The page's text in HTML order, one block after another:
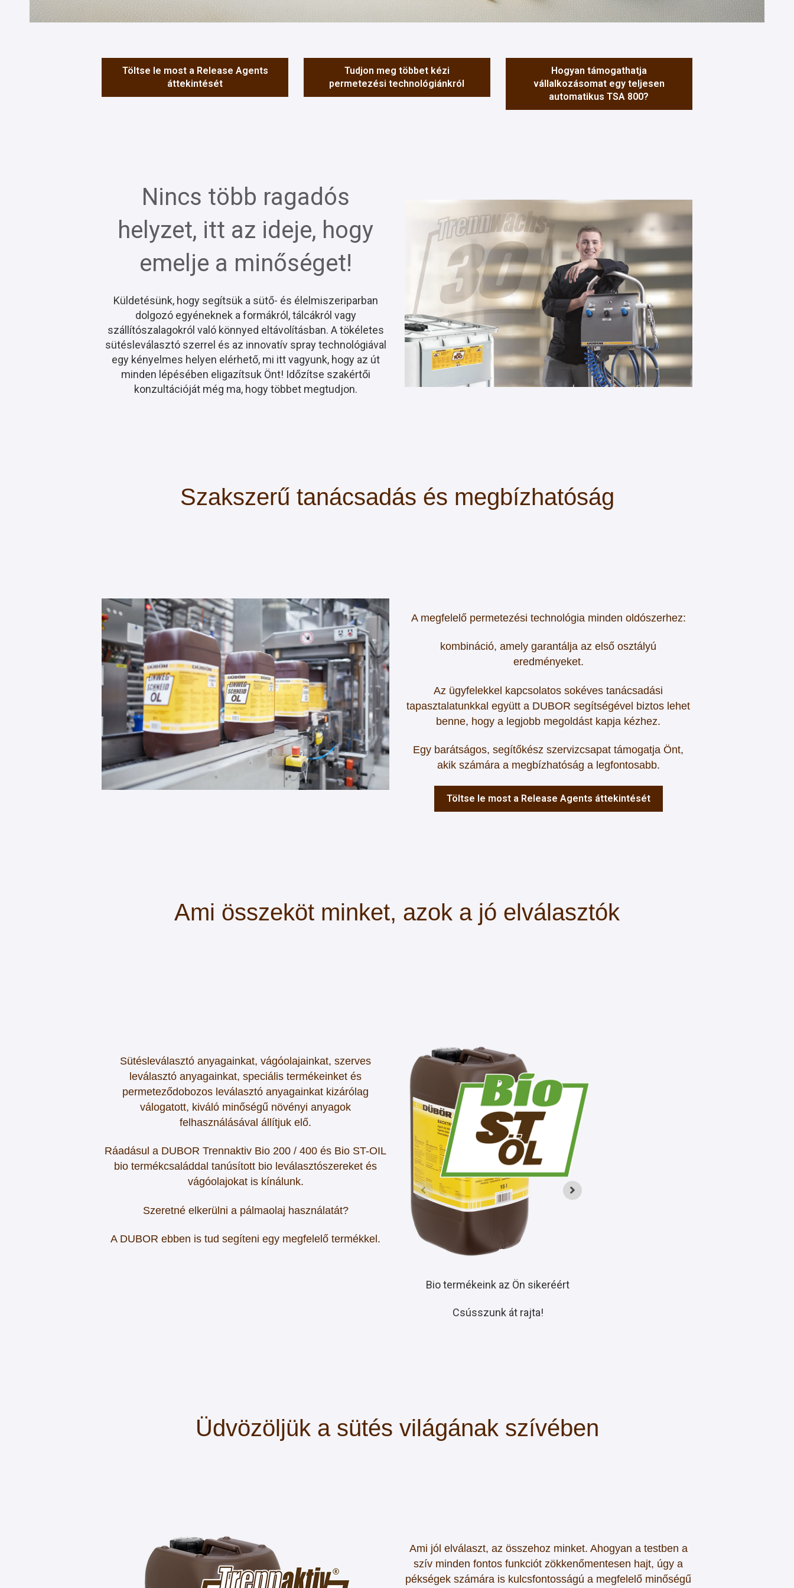
Töltse le most a Release Agents
áttekintését
Tudjon meg többet kézi
permetezési technológiánkról
Hogyan támogathatja
vállalkozásomat egy teljesen
automatikus TSA 800?
Nincs több ragadós
helyzet, itt az ideje, hogy
emelje a minőséget!
Küldetésünk, hogy segítsük a sütő- és élelmiszeriparban
dolgozó egyéneknek a formákról, tálcákról vagy
szállítószalagokról való könnyed eltávolításban. A tökéletes
sütésleválasztó szerrel és az innovatív spray technológiával
egy kényelmes helyen elérhető, mi itt vagyunk, hogy az út
minden lépésében eligazítsuk Önt! Időzítse szakértői
konzultációját még ma, hogy többet megtudjon.
Szakszerű tanácsadás és megbízhatóság
A megfelelő permetezési technológia minden oldószerhez:
kombináció, amely garantálja az első osztályú
eredményeket.
Az ügyfelekkel kapcsolatos sokéves tanácsadási
tapasztalatunkkal együtt a DUBOR segítségével biztos lehet
benne, hogy a legjobb megoldást kapja kézhez.
Egy barátságos, segítőkész szervizcsapat támogatja Önt,
akik számára a megbízhatóság a legfontosabb.
Töltse le most a Release Agents áttekintését
Ami összeköt minket, azok a jó elválasztók
Sütésleválasztó anyagainkat, vágóolajainkat, szerves
leválasztó anyagainkat, speciális termékeinket és
permeteződobozos leválasztó anyagainkat kizárólag
válogatott, kiváló minőségű növényi anyagok
felhasználásával állítjuk elő.
Ráadásul a DUBOR Trennaktiv Bio 200 / 400 és Bio ST-OIL
bio termékcsaláddal tanúsított bio leválasztószereket és
vágóolajokat is kínálunk.
Szeretné elkerülni a pálmaolaj használatát?
A DUBOR ebben is tud segíteni egy megfelelő termékkel.
Bio termékeink az Ön sikeréért
Csússzunk át rajta!
Üdvözöljük a sütés világának szívében
Ami jól elválaszt, az összehoz minket. Ahogyan a testben a
szív minden fontos funkciót zökkenőmentesen hajt, úgy a
pékségek számára is kulcsfontosságú a megfelelő minőségű